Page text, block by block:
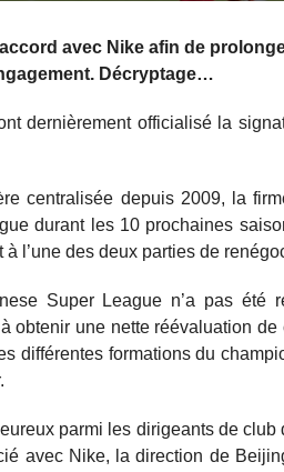
avec Nike afin de
Décryptage…
dernièrement officialisé la
centralisée depuis 2009, la
durant les 10 prochaines
l’une des deux parties de
Super League n’a pas été
obtenir une nette réévaluation de
différentes formations du
parmi les dirigeants de
avec Nike, la direction de